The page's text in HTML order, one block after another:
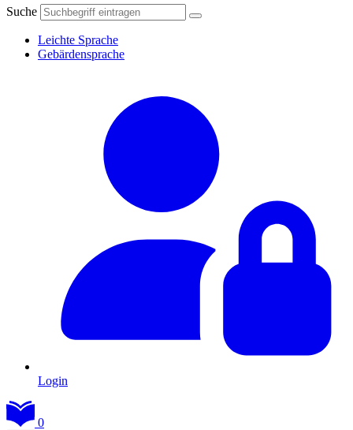
Suche
Leichte Sprache
Gebärdensprache
Login
0